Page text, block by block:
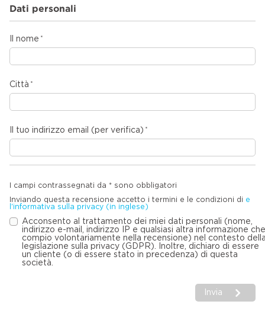
Dati personali
Il nome
Città
Il tuo indirizzo email (per verifica)
I campi contrassegnati da * sono obbligatori
Inviando questa recensione accetto i termini e le condizioni di e
l'informativa sulla privacy (in inglese)
Acconsento al trattamento dei miei dati personali (nome,
indirizzo e-mail, indirizzo IP e qualsiasi altra informazione che
compio volontariamente nella recensione) nel contesto
legislazione sulla privacy (GDPR). Inoltre, dichiaro di essere
un cliente (o di essere stato in precedenza) di questa
società.
Invia